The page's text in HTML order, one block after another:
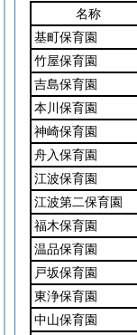
名称
基町保育園
竹屋保育園
吉島保育園
本川保育園
神崎保育園
舟入保育園
江波保育園
江波第二保育園
福木保育園
温品保育園
戸坂保育園
東浄保育園
中山保育園